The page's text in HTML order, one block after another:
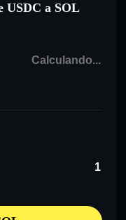
USDC a SOL